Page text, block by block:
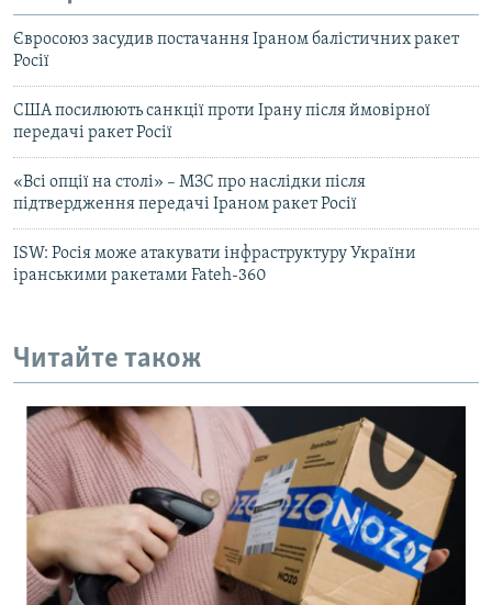
Євросоюз засудив постачання Іраном балістичних ракет
Росії
США посилюють санкції проти Ірану після ймовірної
передачі ракет Росії
«Всі опції на столі» – МЗС про наслідки після
підтвердження передачі Іраном ракет Росії
ISW: Росія може атакувати інфраструктуру України
іранськими ракетами Fateh-360
Читайте також